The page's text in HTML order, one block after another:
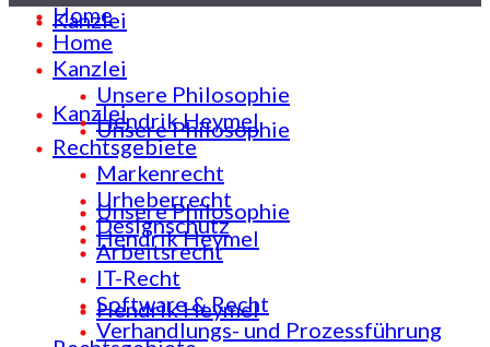
Kanzlei
Unsere Philosophie
Hendrik Heymel
Home
Kanzlei
Unsere Philosophie
Hendrik Heymel
Home
Kanzlei
Unsere Philosophie
Hendrik Heymel
Rechtsgebiete
Markenrecht
Urheberrecht
Designschutz
Arbeitsrecht
IT-Recht
Software & Recht
Verhandlungs- und Prozessführung